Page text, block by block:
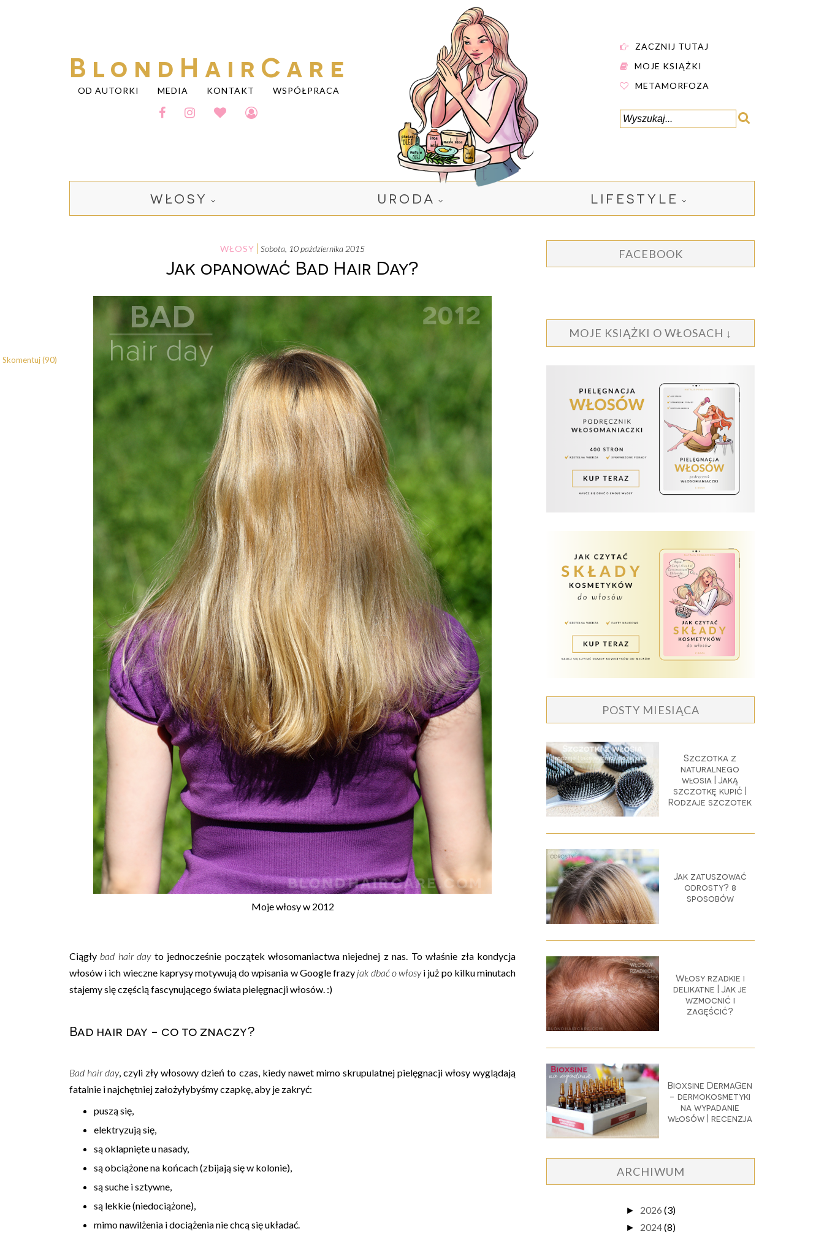
BlondHairCare
OD AUTORKI MEDIA KONTAKT WSPÓŁPRACA
ZACZNIJ TUTAJ
MOJE KSIĄŻKI
METAMORFOZA
WŁOSY URODA LIFESTYLE
WŁOSY sobota, 10 października 2015
Jak opanować Bad Hair Day?
Moje włosy w 2012
Ciągły bad hair dayto jednocześnie początek włosomaniactwa niejednej z nas. To właśnie zła kondycja
włosów i ich wieczne kaprysy motywują do wpisania w Google frazy jak dbać o włosyi już po kilku minutach
stajemy się częścią fascynującego świata pielęgnacji włosów. :)
Bad hair day - co to znaczy?
Bad hair day, czyli zły włosowy dzień to czas, kiedy nawet mimo skrupulatnej pielęgnacji włosy wyglądają
fatalnie i najchętniej założyłybyśmy czapkę, aby je zakryć:
puszą się,
elektryzują się,
są oklapnięte u nasady,
są obciążone na końcach (zbijają się w kolonie),
są suche i sztywne,
są lekkie (niedociążone),
mimo nawilżenia i dociążenia nie chcą się układać.
Skomentuj (90)
FACEBOOK
MOJE KSIĄŻKI O WŁOSACH ↓
POSTY MIESIĄCA
Szczotka z
naturalnego
włosia | Jaką
szczotkę kupić |
Rodzaje szczotek
Jak zatuszować
odrosty? 8
sposobów
Włosy rzadkie i
delikatne | Jak je
wzmocnić i
zagęścić?
Bioxsine DermaGen
- dermokosmetyki
na wypadanie
włosów | recenzja
ARCHIWUM
► 2026 (3)
► 2024(8)